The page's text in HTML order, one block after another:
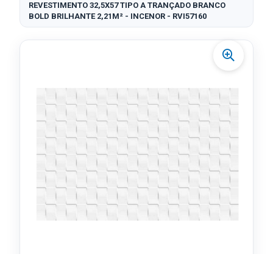
REVESTIMENTO 32,5X57 TIPO A TRANÇADO BRANCO
BOLD BRILHANTE 2,21M² - INCENOR - RVI57160